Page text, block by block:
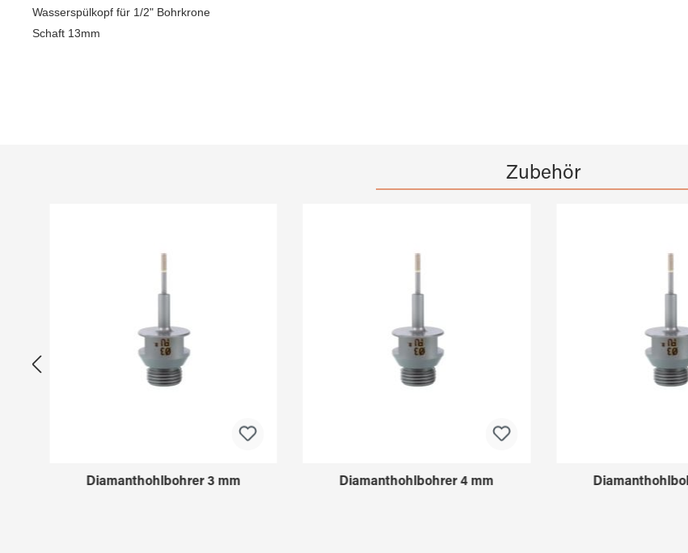
Wasserspülkopf für 1/2" Bohrkrone
Schaft 13mm
Zubehör
Diamanthohlbohrer 3 mm Diamanthohlbohrer 4 mm